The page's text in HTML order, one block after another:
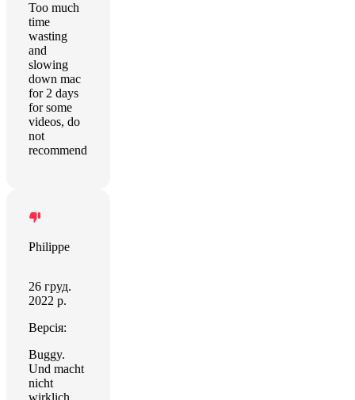
Too much
time
wasting
and
slowing
down mac
for 2 days
for some
videos, do
not
recommend
Philippe
26 груд.
2022 р.
Версія:
Buggy.
Und macht
nicht
wirklich,